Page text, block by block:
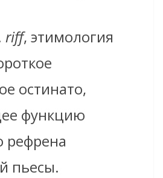
riff, этимология
остинато,
функцию
рефрена
пьесы.